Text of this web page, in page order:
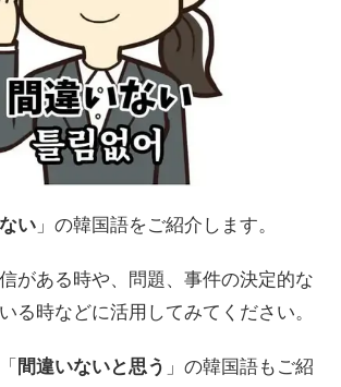
い 」の韓国語をご紹介します。
がある時や、問題、事件の決定的な
る時などに活用してみてください。
間違いないと思う 」の韓国語もご紹